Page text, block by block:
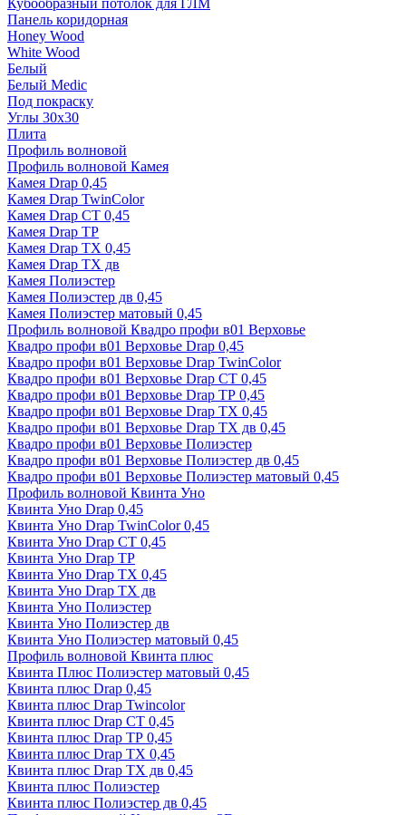
Кубообразный потолок для ГЛМ
Панель коридорная
Honey Wood
White Wood
Белый
Белый Medic
Под покраску
Углы 30х30
Плита
Профиль волновой
Профиль волновой Камея
Камея Drap 0,45
Камея Drap TwinColor
Камея Drap СТ 0,45
Камея Drap ТР
Камея Drap ТХ 0,45
Камея Drap ТХ дв
Камея Полиэстер
Камея Полиэстер дв 0,45
Камея Полиэстер матовый 0,45
Профиль волновой Квадро профи в01 Верховье
Квадро профи в01 Верховье Drap 0,45
Квадро профи в01 Верховье Drap TwinColor
Квадро профи в01 Верховье Drap СТ 0,45
Квадро профи в01 Верховье Drap ТР 0,45
Квадро профи в01 Верховье Drap ТХ 0,45
Квадро профи в01 Верховье Drap ТХ дв 0,45
Квадро профи в01 Верховье Полиэстер
Квадро профи в01 Верховье Полиэстер дв 0,45
Квадро профи в01 Верховье Полиэстер матовый 0,45
Профиль волновой Квинта Уно
Квинта Уно Drap 0,45
Квинта Уно Drap TwinColor 0,45
Квинта Уно Drap СТ 0,45
Квинта Уно Drap ТР
Квинта Уно Drap ТХ 0,45
Квинта Уно Drap ТХ дв
Квинта Уно Полиэстер
Квинта Уно Полиэстер дв
Квинта Уно Полиэстер матовый 0,45
Профиль волновой Квинта плюс
Квинта Плюс Полиэстер матовый 0,45
Квинта плюс Drap 0,45
Квинта плюс Drap Twincolor
Квинта плюс Drap СТ 0,45
Квинта плюс Drap ТР 0,45
Квинта плюс Drap ТХ 0,45
Квинта плюс Drap ТХ дв 0,45
Квинта плюс Полиэстер
Квинта плюс Полиэстер дв 0,45